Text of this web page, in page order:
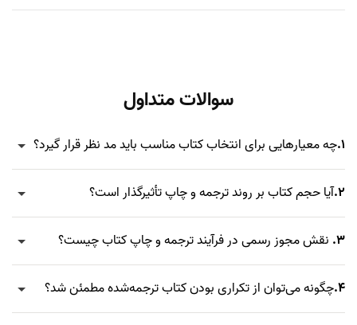
سوالات متداول
1.چه معیارهایی برای انتخاب کتاب مناسب باید مد نظر قرار گیرد؟
2.آیا حجم کتاب بر روند ترجمه و چاپ تأثیرگذار است؟
3. نقش مجوز رسمی در فرآیند ترجمه و چاپ کتاب چیست؟
4.چگونه می‌توان از تکراری بودن کتاب ترجمه‌شده مطمئن شد؟